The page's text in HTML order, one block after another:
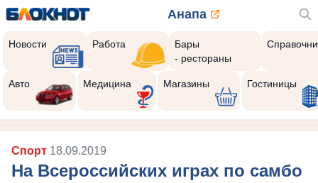
Анапа
Новости Работа
Бары
- рестораны
Авто Медицина Магазины Гостиницы
Спорт 18.09.2019
На Всероссийских играх по самбо